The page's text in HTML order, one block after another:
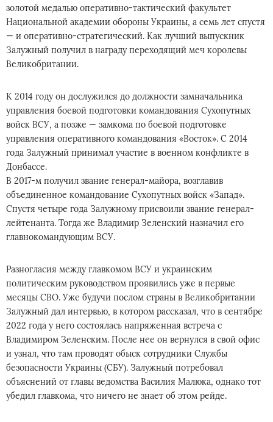
золотой медалью оперативно-тактический факультет
Национальной академии обороны Украины, а семь лет спустя
— и оперативно-стратегический. Как лучший выпускник
Залужный получил в награду переходящий меч королевы
Великобритании.
К 2014 году он дослужился до должности замначальника
управления боевой подготовки командования Сухопутных
войск ВСУ, а позже — замкома по боевой подготовке
управления оперативного командования «Восток». С 2014
года Залужный принимал участие в военном конфликте в
Донбассе.
В 2017-м получил звание генерал-майора, возглавив
объединенное командование Сухопутных войск «Запад».
Спустя четыре года Залужному присвоили звание генерал-
лейтенанта. Тогда же Владимир Зеленский назначил его
главнокомандующим ВСУ.
Разногласия между главкомом ВСУ и украинским
политическим руководством проявились уже в первые
месяцы СВО. Уже будучи послом страны в Великобритании
Залужный дал интервью, в котором рассказал, что в сентябре
2022 года у него состоялась напряженная встреча с
Владимиром Зеленским. После нее он вернулся в свой офис
и узнал, что там проводят обыск сотрудники Службы
безопасности Украины (СБУ). Залужный потребовал
объяснений от главы ведомства Василия Малюка, однако тот
убедил главкома, что ничего не знает об этом рейде.